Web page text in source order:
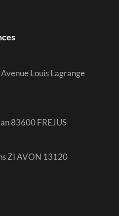
Louis Lagrange
83600 FREJUS
ZI AVON 13120